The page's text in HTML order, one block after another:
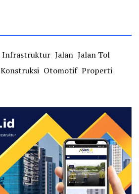
Infrastruktur Jalan Jalan Tol
Konstruksi Otomotif Properti